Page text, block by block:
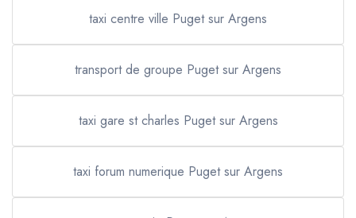
taxi centre ville Puget sur Argens
transport de groupe Puget sur Argens
taxi gare st charles Puget sur Argens
taxi forum numerique Puget sur Argens